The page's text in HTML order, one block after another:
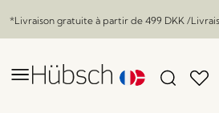
*Livraison gratuite à partir de 499 DKK /